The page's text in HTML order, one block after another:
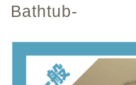
Bathtub-